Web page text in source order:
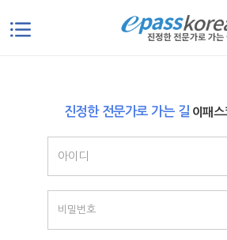
진정한 전문가로 가는 길 이패스